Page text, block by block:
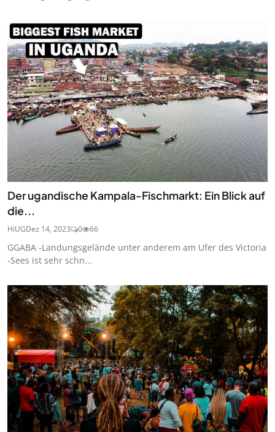
Der ugandische Kampala-Fischmarkt: Ein Blick auf
die...
HiUGDez 14, 2023 0 66
GGABA -Landungsgelände unter anderem am Ufer des Victoria
-Sees ist sehr schn...